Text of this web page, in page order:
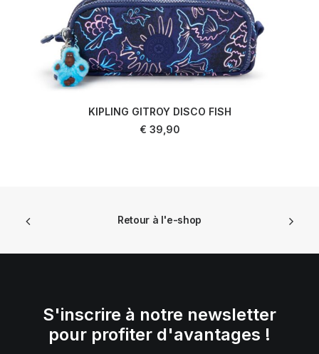
KIPLING GITROY DISCO FISH
€ 39,90
Retour à l'e-shop
S'inscrire à notre newsletter
pour profiter d'avantages !